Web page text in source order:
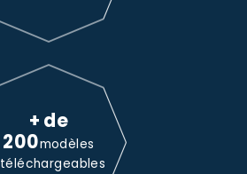
+ de
200modèles
téléchargeables